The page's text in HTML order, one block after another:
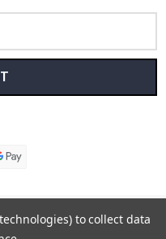
Lager
to collect data